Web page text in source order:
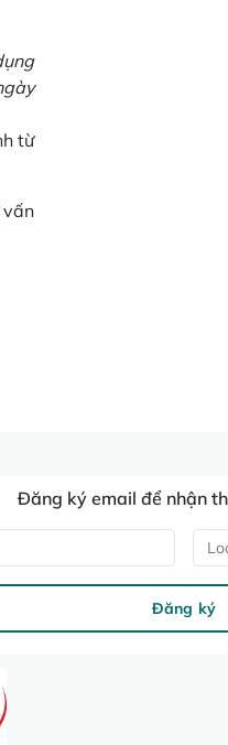
từ
vấn
Đăng ký email để nhận
Đăng ký